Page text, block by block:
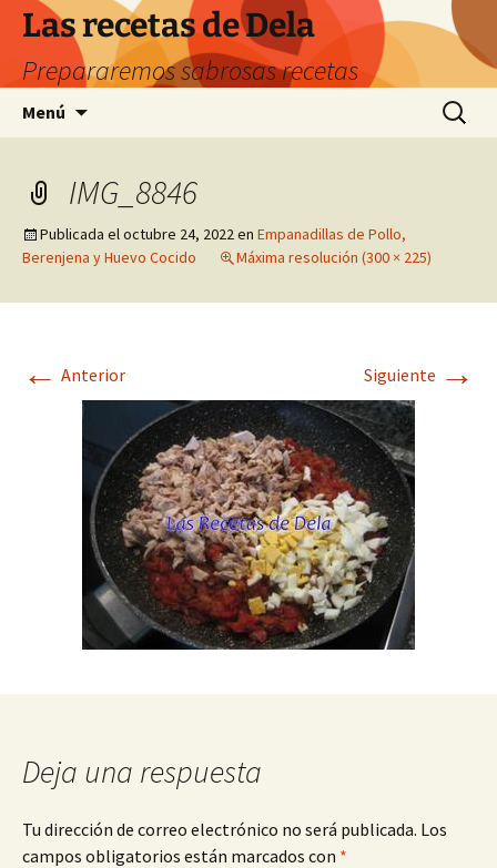
Saltar
contenido
Las recetas de Dela
Prepararemos sabrosas recetas
Menú Buscar:
IMG_8846
Publicada eloctubre 24, 2022en Empanadillas de Pollo,
Berenjena y Huevo Cocido
Máxima resolución (300 × 225)
← Anterior Siguiente →
Deja una respuesta
Tu dirección de correo electrónico no será publicada. Los
campos obligatorios están marcados con *